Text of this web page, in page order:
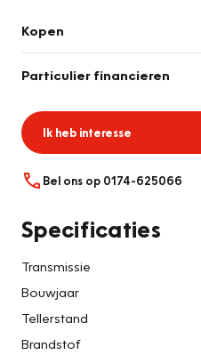
Kopen
Particulier financieren
Ik heb interesse
Bel ons op 0174-625066
Specificaties
Transmissie
Bouwjaar
Tellerstand
Brandstof